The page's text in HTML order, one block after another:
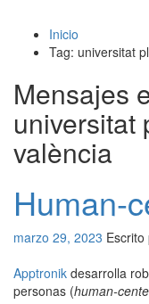
Inicio
Tag: universitat
Mensajes
universitat
valència
Human-
marzo 29, 2023 Escrito
Apptronik desarrolla
personas (human-